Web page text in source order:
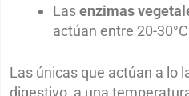
Lasenzimas
actúan entre 20-
Las únicas que actúan a lo
digestivo, a una